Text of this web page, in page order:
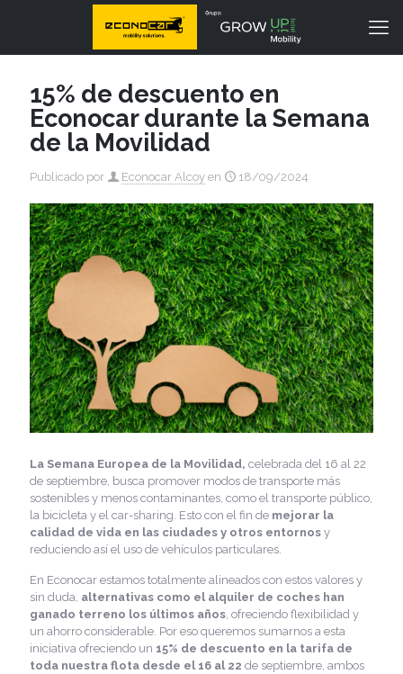
15% de descuento en
Econocar durante la Semana
de la Movilidad
Publicado por Econocar Alcoy en 18/09/2024
La Semana Europea de la Movilidad, celebrada del 16 al 22
de septiembre, busca promover modos de transporte más
sostenibles y menos contaminantes, como el transporte público,
la bicicleta y el car-sharing. Esto con el fin de mejorar la
calidad de vida en las ciudades y otros entornos y
reduciendo así el uso de vehículos particulares.
En Econocar estamos totalmente alineados con estos valores y
sin duda, alternativas como el alquiler de coches han
ganado terreno los últimos años , ofreciendo flexibilidad y
un ahorro considerable. Por eso queremos sumarnos a esta
iniciativa ofreciendo un 15% de descuento en la tarifa de
toda nuestra flota desde el 16 al 22 de septiembre, ambos